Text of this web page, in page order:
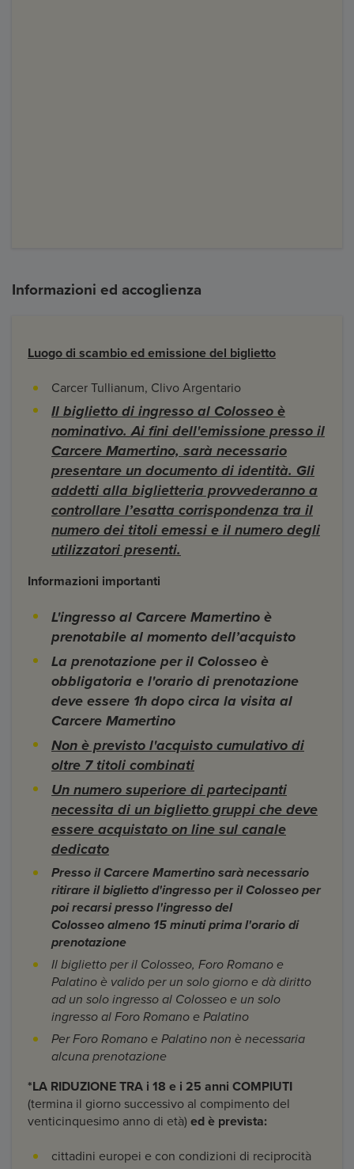
Informazioni ed accoglienza
Luogo di scambio ed emissione del biglietto
Carcer Tullianum, Clivo Argentario
Il biglietto di ingresso al Colosseo è
nominativo. Ai fini dell'emissione presso il
Carcere Mamertino, sarà necessario
presentare un documento di identità. Gli
addetti alla biglietteria provvederanno a
controllare l’esatta corrispondenza tra il
numero dei titoli emessi e il numero degli
utilizzatori presenti.
Informazioni importanti
L'ingresso al Carcere Mamertino è
prenotabile al momento dell’acquisto
La prenotazione per il Colosseo è
obbligatoria e l'orario di prenotazione
deve essere 1h dopo circa la visita al
Carcere Mamertino
Non è previsto l'acquisto cumulativo di
oltre 7 titoli combinati
Un numero superiore di partecipanti
necessita di un biglietto gruppi che deve
essere acquistato on line sul canale
dedicato
Presso il Carcere Mamertino sarà necessario
ritirare il biglietto d'ingresso per il Colosseo per
poi recarsi presso l'ingresso del
Colosseo almeno 15 minuti prima l'orario di
prenotazione
Il biglietto per il Colosseo, Foro Romano e
Palatino è valido per un solo giorno e dà diritto
ad un solo ingresso al Colosseo e un solo
ingresso al Foro Romano e Palatino
Per Foro Romano e Palatino non è necessaria
alcuna prenotazione
*LA RIDUZIONE TRA i 18 e i 25 anni COMPIUTI
(termina il giorno successivo al compimento del
venticinquesimo anno di età) ed è prevista:
cittadini europei e con condizioni di reciprocità